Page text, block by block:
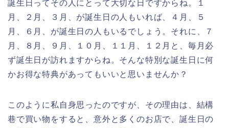
誕生日ってその人にとって大切な日ですからね。１
月、２月、３月、が誕生日の人もいれば、４月、５
月、６月、が誕生日の人もいるでしょう。それに、７
月、８月、９月、１０月、１１月、１２月と、毎月必
ず誕生日が訪れますからね。そんな特別な誕生日に何
かお得な特典があってもいいと思いませんか？
このように私自身思ったのですが、その理由は、結構
巷で買い物をすると、意外と多くのお店で、誕生日の